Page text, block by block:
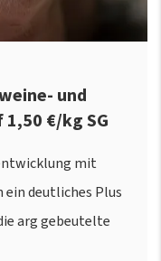
und
€/kg SG
mit
deutliches Plus
arg gebeutelte